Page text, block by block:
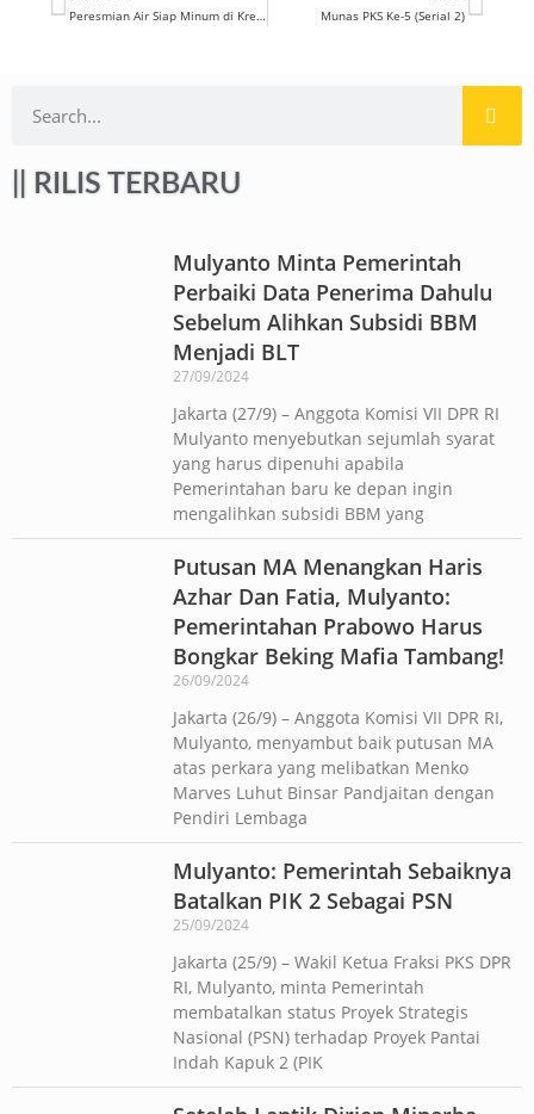
Peresmian Air Siap Minum di Kresek Munas PKS Ke-5 (Serial 2)
|| RILIS TERBARU
Mulyanto Minta Pemerintah
Perbaiki Data Penerima Dahulu
Sebelum Alihkan Subsidi BBM
Menjadi BLT
27/09/2024
Jakarta (27/9) – Anggota Komisi VII DPR RI
Mulyanto menyebutkan sejumlah syarat
yang harus dipenuhi apabila
Pemerintahan baru ke depan ingin
mengalihkan subsidi BBM yang
Putusan MA Menangkan Haris
Azhar Dan Fatia, Mulyanto:
Pemerintahan Prabowo Harus
Bongkar Beking Mafia Tambang!
26/09/2024
Jakarta (26/9) – Anggota Komisi VII DPR RI,
Mulyanto, menyambut baik putusan MA
atas perkara yang melibatkan Menko
Marves Luhut Binsar Pandjaitan dengan
Pendiri Lembaga
Mulyanto: Pemerintah Sebaiknya
Batalkan PIK 2 Sebagai PSN
25/09/2024
Jakarta (25/9) – Wakil Ketua Fraksi PKS DPR
RI, Mulyanto, minta Pemerintah
membatalkan status Proyek Strategis
Nasional (PSN) terhadap Proyek Pantai
Indah Kapuk 2 (PIK